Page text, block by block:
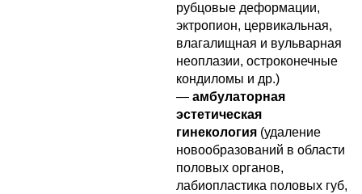
рубцовые деформации,
эктропион, цервикальная,
влагалищная и вульварная
неоплазии, остроконечные
кондиломы и др.)
— амбулаторная
эстетическая
гинекология (удаление
новообразований в области
половых органов,
лабиопластика половых губ,